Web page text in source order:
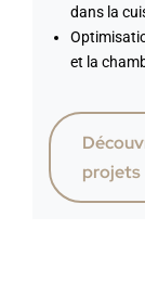
dans la
et la
projets